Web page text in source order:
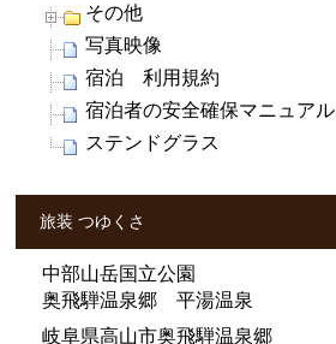
その他
写真映像
宿泊 利用規約
宿泊者の安全確保マニュアル
ステンドグラス
旅装 つゆくさ
中部山岳国立公園
奥飛騨温泉郷 平湯温泉
岐阜県高山市奥飛騨温泉郷